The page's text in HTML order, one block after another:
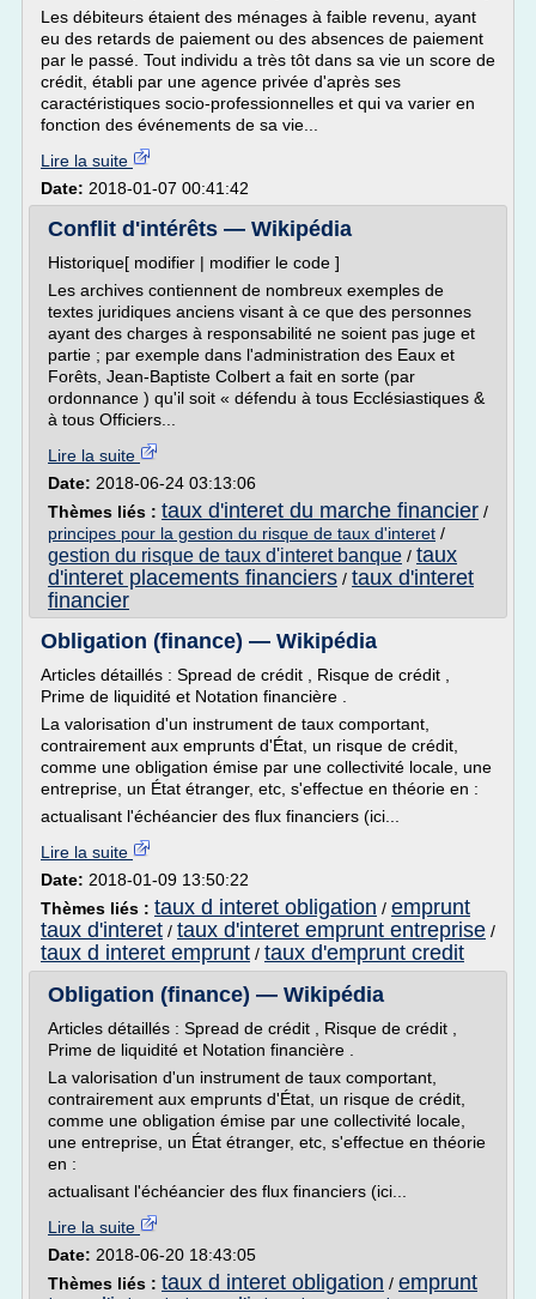
Les débiteurs étaient des ménages à faible revenu, ayant
eu des retards de paiement ou des absences de paiement
par le passé. Tout individu a très tôt dans sa vie un score de
crédit, établi par une agence privée d'après ses
caractéristiques socio-professionnelles et qui va varier en
fonction des événements de sa vie...
Lire la suite
Date: 2018-01-07 00:41:42
Conflit d'intérêts — Wikipédia
Historique[ modifier | modifier le code ]
Les archives contiennent de nombreux exemples de
textes juridiques anciens visant à ce que des personnes
ayant des charges à responsabilité ne soient pas juge et
partie ; par exemple dans l'administration des Eaux et
Forêts, Jean-Baptiste Colbert a fait en sorte (par
ordonnance ) qu'il soit « défendu à tous Ecclésiastiques &
à tous Officiers...
Lire la suite
Date: 2018-06-24 03:13:06
Thèmes liés : taux d'interet du marche financier /
principes pour la gestion du risque de taux d'interet /
gestion du risque de taux d'interet banque / taux
d'interet placements financiers / taux d'interet
financier
Obligation (finance) — Wikipédia
Articles détaillés : Spread de crédit , Risque de crédit ,
Prime de liquidité et Notation financière .
La valorisation d'un instrument de taux comportant,
contrairement aux emprunts d'État, un risque de crédit,
comme une obligation émise par une collectivité locale, une
entreprise, un État étranger, etc, s'effectue en théorie en :
actualisant l'échéancier des flux financiers (ici...
Lire la suite
Date: 2018-01-09 13:50:22
Thèmes liés : taux d interet obligation / emprunt
taux d'interet / taux d'interet emprunt entreprise /
taux d interet emprunt / taux d'emprunt credit
Obligation (finance) — Wikipédia
Articles détaillés : Spread de crédit , Risque de crédit ,
Prime de liquidité et Notation financière .
La valorisation d'un instrument de taux comportant,
contrairement aux emprunts d'État, un risque de crédit,
comme une obligation émise par une collectivité locale,
une entreprise, un État étranger, etc, s'effectue en théorie
en :
actualisant l'échéancier des flux financiers (ici...
Lire la suite
Date: 2018-06-20 18:43:05
Thèmes liés : taux d interet obligation / emprunt